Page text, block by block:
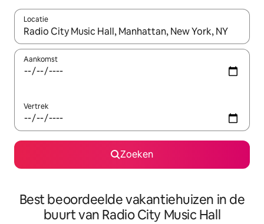
Locatie
Wanneer er resultaten beschikbaar zijn, maak je een keuze
Aankomst
Vertrek
Zoeken
Best beoordeelde vakantiehuizen in de
buurt van Radio City Music Hall